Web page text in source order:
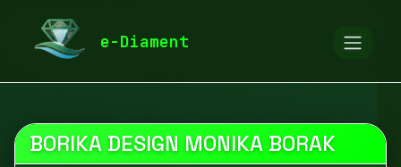
e-Diament
diamentspa.pl
Borika Design
BORIKA DESIGN MONIKA BORAK